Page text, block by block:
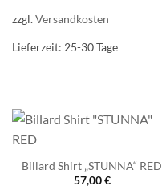
zzgl.Versandkosten
Lieferzeit: 25-30 Tage
Billard Shirt „STUNNA“ RED
57,00€